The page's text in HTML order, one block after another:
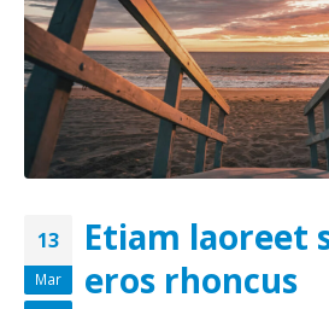
13
Mar
Etiam laoreet
eros rhoncus